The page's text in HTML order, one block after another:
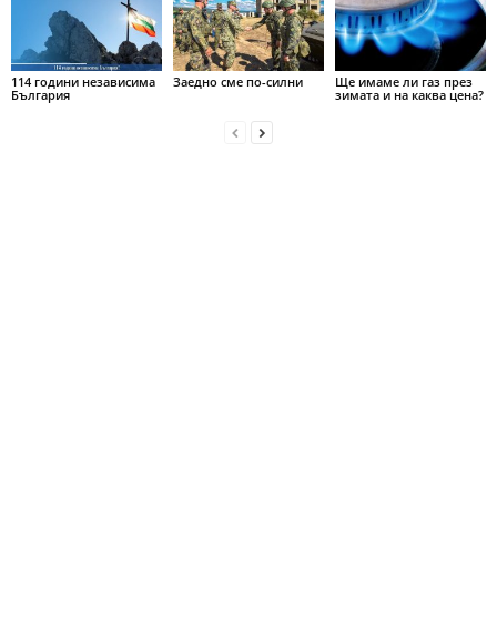
114 години независима
България
Заедно сме по-силни
Ще имаме ли газ през
зимата и на каква цена?